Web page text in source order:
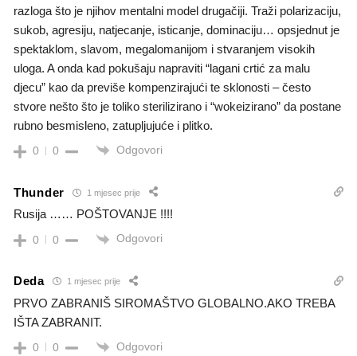
razloga što je njihov mentalni model drugačiji. Traži polarizaciju,
sukob, agresiju, natjecanje, isticanje, dominaciju… opsjednut je
spektaklom, slavom, megalomanijom i stvaranjem visokih
uloga. A onda kad pokušaju napraviti “lagani crtić za malu
djecu” kao da previše kompenzirajući te sklonosti – često
stvore nešto što je toliko sterilizirano i “wokeizirano” da postane
rubno besmisleno, zatupljujuće i plitko.
0 0 Odgovori
Thunder 1 mjesec prije
Rusija …… POŠTOVANJE !!!!
0 0 Odgovori
Deda 1 mjesec prije
PRVO ZABRANIŠ SIROMAŠTVO GLOBALNO.AKO TREBA
IŠTA ZABRANIT.
0 0 Odgovori